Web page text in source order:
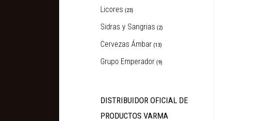
Licores (23)
Sidras y Sangrias (2)
Cervezas Ámbar (13)
Grupo Emperador (9)
DISTRIBUIDOR OFICIAL DE
PRODUCTOS VARMA